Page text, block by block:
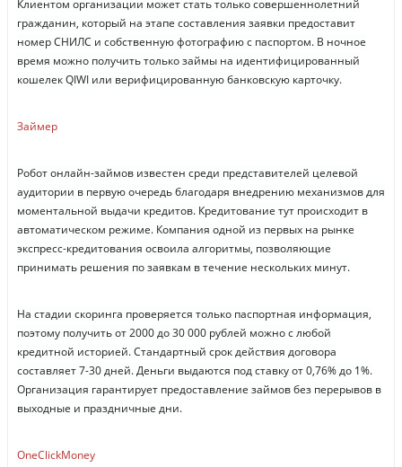
Клиентом организации может стать только совершеннолетний
гражданин, который на этапе составления заявки предоставит
номер СНИЛС и собственную фотографию с паспортом. В ночное
время можно получить только займы на идентифицированный
кошелек QIWI или верифицированную банковскую карточку.
Займер
Робот онлайн-займов известен среди представителей целевой
аудитории в первую очередь благодаря внедрению механизмов для
моментальной выдачи кредитов. Кредитование тут происходит в
автоматическом режиме. Компания одной из первых на рынке
экспресс-кредитования освоила алгоритмы, позволяющие
принимать решения по заявкам в течение нескольких минут.
На стадии скоринга проверяется только паспортная информация,
поэтому получить от 2000 до 30 000 рублей можно с любой
кредитной историей. Стандартный срок действия договора
составляет 7-30 дней. Деньги выдаются под ставку от 0,76% до 1%.
Организация гарантирует предоставление займов без перерывов в
выходные и праздничные дни.
OneClickMoney